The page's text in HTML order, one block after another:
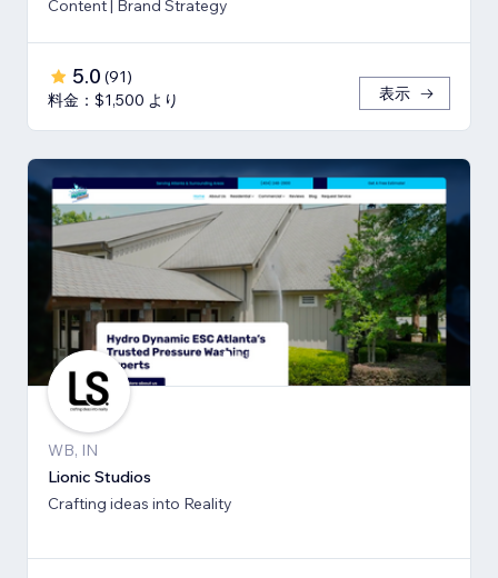
Content | Brand Strategy
5.0 (91)
料金：$1,500 より
表示
WB, IN
Lionic Studios
Crafting ideas into Reality